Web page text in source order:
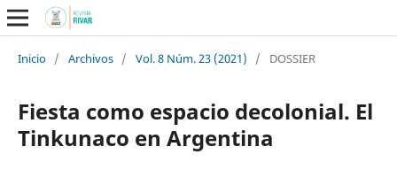
Inicio / Archivos / Vol. 8 Núm. 23 (2021) / DOSSIER
Fiesta como espacio decolonial. El
Tinkunaco en Argentina